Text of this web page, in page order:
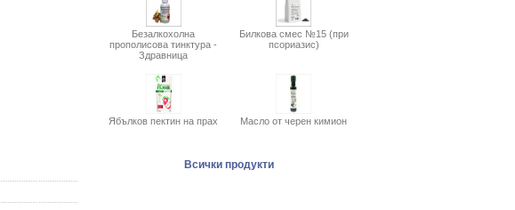
Безалкохолна
прополисова тинктура -
Здравница
Билкова смес №15 (при
псориазис)
Ябълков пектин на прах Масло от черен кимион
Всички продукти